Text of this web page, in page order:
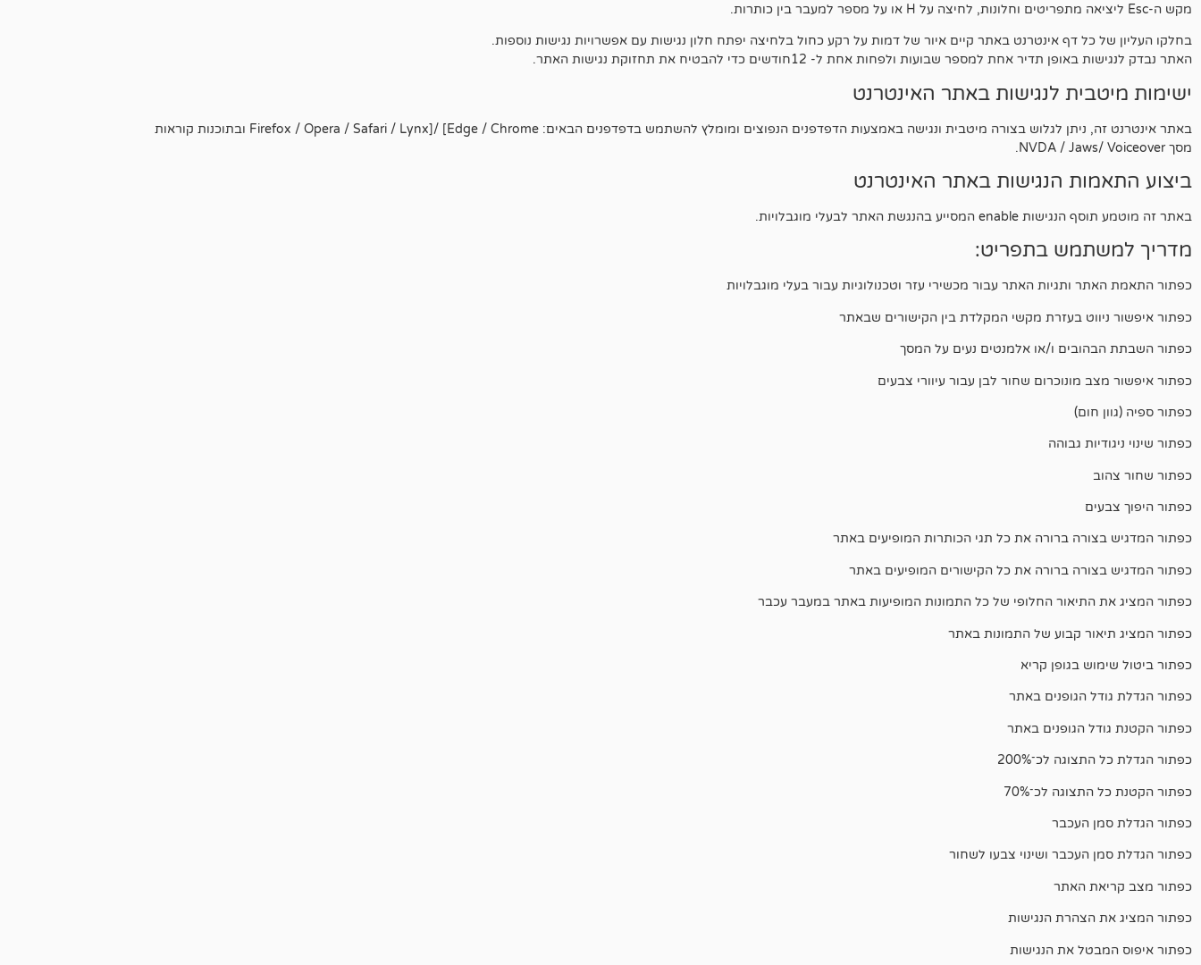
מקש ה-Esc ליציאה מתפריטים וחלונות, לחיצה על H או על מספר למעבר בין כותרות.
בחלקו העליון של כל דף אינטרנט באתר קיים איור של דמות על רקע כחול בלחיצה יפתח חלון נגישות עם אפשרויות נגישות נוספות.
האתר נבדק לנגישות באופן תדיר אחת למספר שבועות ולפחות אחת ל- 12חודשים כדי להבטיח את תחזוקת נגישות האתר.
ישימות מיטבית לנגישות באתר האינטרנט
באתר אינטרנט זה, ניתן לגלוש בצורה מיטבית ונגישה באמצעות הדפדפנים הנפוצים ומומלץ להשתמש בדפדפנים הבאים: Firefox / Opera / Safari / Lynx]/ [Edge / Chrome ובתוכנות קוראות
מסך NVDA / Jaws/ Voiceover.
ביצוע התאמות הנגישות באתר האינטרנט
באתר זה מוטמע תוסף הנגישות enable המסייע בהנגשת האתר לבעלי מוגבלויות.
מדריך למשתמש בתפריט:
כפתור התאמת האתר ותגיות האתר עבור מכשירי עזר וטכנולוגיות עבור בעלי מוגבלויות
כפתור איפשור ניווט בעזרת מקשי המקלדת בין הקישורים שבאתר
כפתור השבתת הבהובים ו/או אלמנטים נעים על המסך
כפתור איפשור מצב מונוכרום שחור לבן עבור עיוורי צבעים
כפתור ספיה (גוון חום)
כפתור שינוי ניגודיות גבוהה
כפתור שחור צהוב
כפתור היפוך צבעים
כפתור המדגיש בצורה ברורה את כל תגי הכותרות המופיעים באתר
כפתור המדגיש בצורה ברורה את כל הקישורים המופיעים באתר
כפתור המציג את התיאור החלופי של כל התמונות המופיעות באתר במעבר עכבר
כפתור המציג תיאור קבוע של התמונות באתר
כפתור ביטול שימוש בגופן קריא
כפתור הגדלת גודל הגופנים באתר
כפתור הקטנת גודל הגופנים באתר
כפתור הגדלת כל התצוגה לכ־200%
כפתור הקטנת כל התצוגה לכ־70%
כפתור הגדלת סמן העכבר
כפתור הגדלת סמן העכבר ושינוי צבעו לשחור
כפתור מצב קריאת האתר
כפתור המציג את הצהרת הנגישות
כפתור איפוס המבטל את הנגישות